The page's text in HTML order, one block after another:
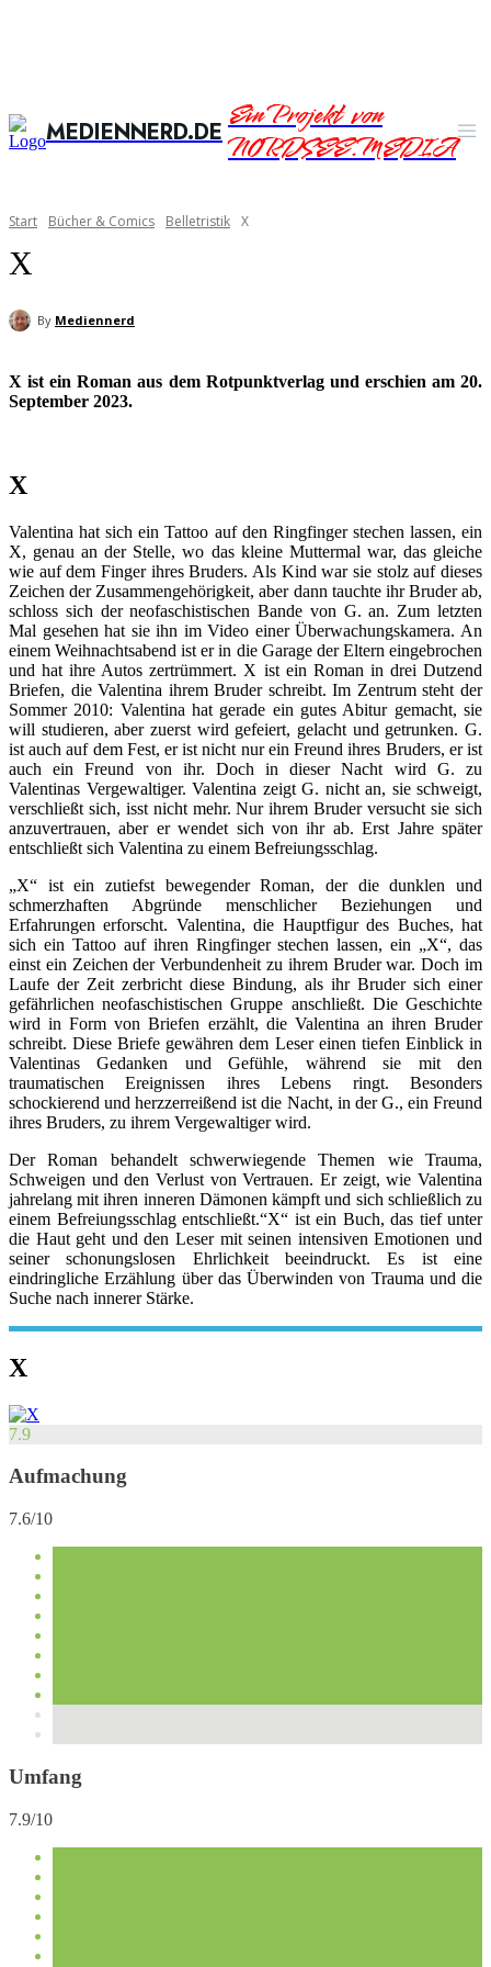
MEDIENNERD.DEEin Projekt von
NORDSEE.MEDIA
Start Bücher & Comics Belletristik X
X
By Mediennerd
X ist ein Roman aus dem Rotpunktverlag und erschien am 20.
September 2023.
X
Valentina hat sich ein Tattoo auf den Ringfinger stechen lassen, ein
X, genau an der Stelle, wo das kleine Muttermal war, das gleiche
wie auf dem Finger ihres Bruders. Als Kind war sie stolz auf dieses
Zeichen der Zusammengehörigkeit, aber dann tauchte ihr Bruder ab,
schloss sich der neofaschistischen Bande von G. an. Zum letzten
Mal gesehen hat sie ihn im Video einer Überwachungskamera. An
einem Weihnachtsabend ist er in die Garage der Eltern eingebrochen
und hat ihre Autos zertrümmert. X ist ein Roman in drei Dutzend
Briefen, die Valentina ihrem Bruder schreibt. Im Zentrum steht der
Sommer 2010: Valentina hat gerade ein gutes Abitur gemacht, sie
will studieren, aber zuerst wird gefeiert, gelacht und getrunken. G.
ist auch auf dem Fest, er ist nicht nur ein Freund ihres Bruders, er ist
auch ein Freund von ihr. Doch in dieser Nacht wird G. zu
Valentinas Vergewaltiger. Valentina zeigt G. nicht an, sie schweigt,
verschließt sich, isst nicht mehr. Nur ihrem Bruder versucht sie sich
anzuvertrauen, aber er wendet sich von ihr ab. Erst Jahre später
entschließt sich Valentina zu einem Befreiungsschlag.
„X“ ist ein zutiefst bewegender Roman, der die dunklen und
schmerzhaften Abgründe menschlicher Beziehungen und
Erfahrungen erforscht. Valentina, die Hauptfigur des Buches, hat
sich ein Tattoo auf ihren Ringfinger stechen lassen, ein „X“, das
einst ein Zeichen der Verbundenheit zu ihrem Bruder war. Doch im
Laufe der Zeit zerbricht diese Bindung, als ihr Bruder sich einer
gefährlichen neofaschistischen Gruppe anschließt. Die Geschichte
wird in Form von Briefen erzählt, die Valentina an ihren Bruder
schreibt. Diese Briefe gewähren dem Leser einen tiefen Einblick in
Valentinas Gedanken und Gefühle, während sie mit den
traumatischen Ereignissen ihres Lebens ringt. Besonders
schockierend und herzzerreißend ist die Nacht, in der G., ein Freund
ihres Bruders, zu ihrem Vergewaltiger wird.
Der Roman behandelt schwerwiegende Themen wie Trauma,
Schweigen und den Verlust von Vertrauen. Er zeigt, wie Valentina
jahrelang mit ihren inneren Dämonen kämpft und sich schließlich zu
einem Befreiungsschlag entschließt.“X“ ist ein Buch, das tief unter
die Haut geht und den Leser mit seinen intensiven Emotionen und
seiner schonungslosen Ehrlichkeit beeindruckt. Es ist eine
eindringliche Erzählung über das Überwinden von Trauma und die
Suche nach innerer Stärke.
X
7.9
Aufmachung
7.6/10
Umfang
7.9/10